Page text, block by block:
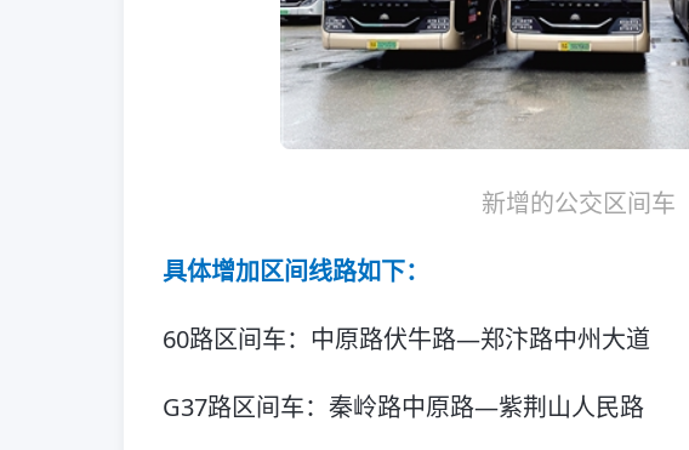
新增的公交区间车
具体增加区间线路如下：
60路区间车：中原路伏牛路—郑汴路中州大道
G37路区间车：秦岭路中原路—紫荆山人民路